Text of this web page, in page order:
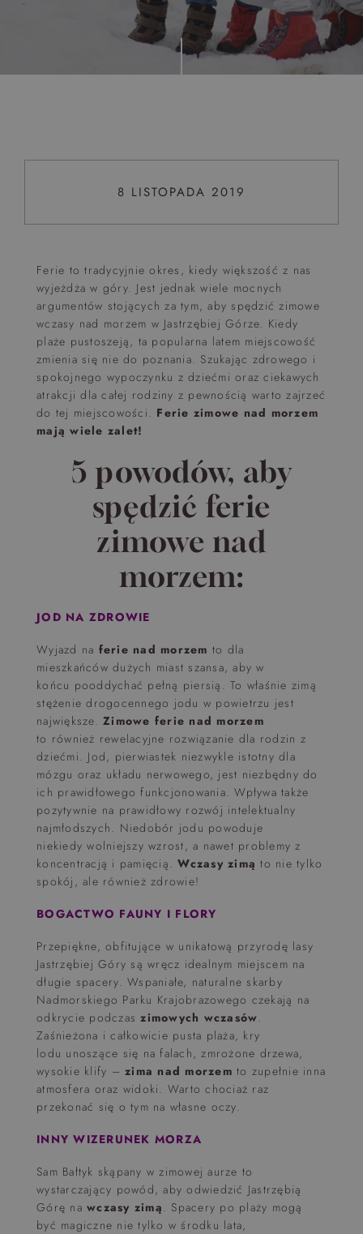
Top 5 bestsellers
WAKACJE nad morzem - Wyspa Skarbów - Pełne
8 LISTOPADA 2019
Ferie to tradycyjnie okres, kiedy większość z nas
wyjeżdża w góry. Jest jednak wiele mocnych
argumentów stojących za tym, aby spędzić zimowe
wczasy nad morzem w Jastrzębiej Górze. Kiedy
plaże pustoszeją, ta popularna latem miejscowość
zmienia się nie do poznania. Szukając zdrowego i
spokojnego wypoczynku z dziećmi oraz ciekawych
atrakcji dla całej rodziny z pewnością warto zajrzeć
do tej miejscowości. Ferie zimowe nad morzem
mają wiele zalet!
5 powodów, aby
spędzić ferie
zimowe nad
morzem:
JOD NA ZDROWIE
Wyjazd na ferie nad morzem to dla
mieszkańców dużych miast szansa, aby w
końcu pooddychać pełną piersią. To właśnie zimą
stężenie drogocennego jodu w powietrzu jest
największe. Zimowe ferie nad morzem
to również rewelacyjne rozwiązanie dla rodzin z
dziećmi. Jod, pierwiastek niezwykle istotny dla
mózgu oraz układu nerwowego, jest niezbędny do
ich prawidłowego funkcjonowania. Wpływa także
pozytywnie na prawidłowy rozwój intelektualny
najmłodszych. Niedobór jodu powoduje
niekiedy wolniejszy wzrost, a nawet problemy z
koncentracją i pamięcią.Wczasy zimą to nie tylko
spokój, ale również zdrowie!
BOGACTWO FAUNY I FLORY
Przepiękne, obfitujące w unikatową przyrodę lasy
Jastrzębiej Góry są wręcz idealnym miejscem na
długie spacery. Wspaniałe, naturalne skarby
Nadmorskiego Parku Krajobrazowego czekają na
odkrycie podczaszimowych wczasów.
Zaśnieżona i całkowicie pusta plaża, kry
lodu unoszące się na falach, zmrożone drzewa,
wysokie klify – zima nad morzem to zupełnie inna
atmosfera oraz widoki. Warto chociaż raz
przekonać się o tym na własne oczy.
INNY WIZERUNEK MORZA
Sam Bałtyk skąpany w zimowej aurze to
wystarczający powód, aby odwiedzić Jastrzębią
Górę na wczasy zimą. Spacery po plaży mogą
być magiczne nie tylko w środku lata,